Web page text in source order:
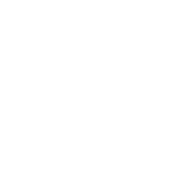
북고2)에 대해